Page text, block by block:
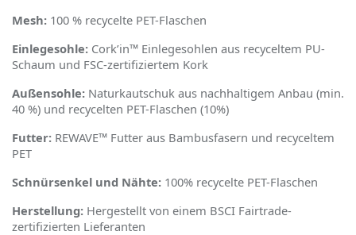
Mesh: 100 % recycelte PET-Flaschen
Einlegesohle: Cork’in™ Einlegesohlen aus recyceltem PU-
Schaum und FSC-zertifiziertem Kork
Außensohle: Naturkautschuk aus nachhaltigem Anbau (min.
40 %) und recycelten PET-Flaschen (10%)
Futter: REWAVE™ Futter aus Bambusfasern und recyceltem
PET
Schnürsenkel und Nähte: 100% recycelte PET-Flaschen
Herstellung: Hergestellt von einem BSCI Fairtrade-
zertifizierten Lieferanten